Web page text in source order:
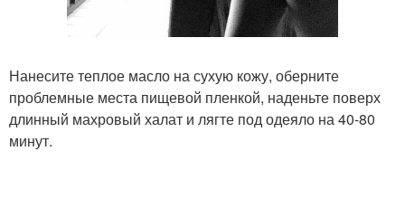
Нанесите теплое масло на сухую кожу, оберните
проблемные места пищевой пленкой, наденьте поверх
длинный махровый халат и лягте под одеяло на 40-80
минут.